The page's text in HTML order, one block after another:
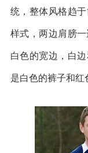
统，整体风格趋
样式，两边肩膀
白色的宽边，白
是白色的裤子和红